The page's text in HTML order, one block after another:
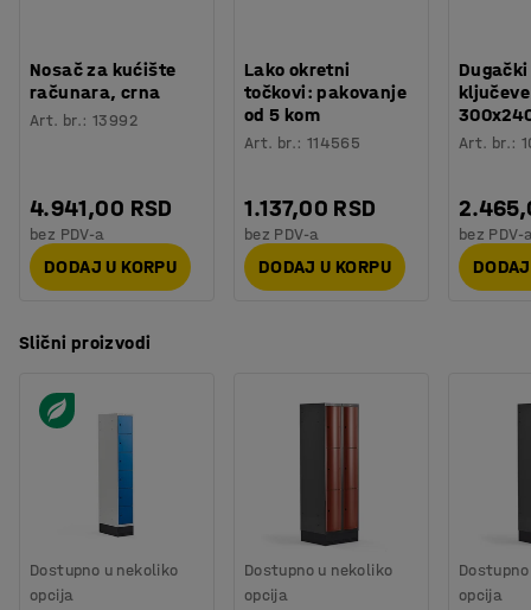
Nosač za kućište
računara, crna
Art. br.:13992
4.941,00 RSD
bez PDV-a
DODAJ U KORPU
Lako okretni
točkovi: pakovanje
od 5 kom
Art. br.: 114565
1.137,00 RSD
bez PDV-a
DODAJ U KORPU
Art. br.:
bez PDV-
Slični proizvodi
Dostupno u nekoliko
opcija
Dostupno u nekoliko
opcija
opcija